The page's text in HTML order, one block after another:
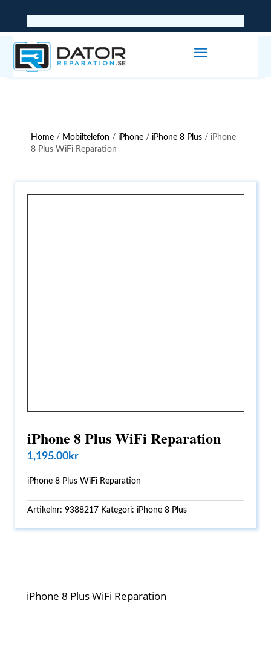
Home / Mobiltelefon / iPhone / iPhone 8 Plus / iPhone
8 Plus WiFi Reparation
iPhone 8 Plus WiFi Reparation
1,195.00kr
iPhone 8 Plus WiFi Reparation
Artikelnr:9388217 Kategori:iPhone 8 Plus
iPhone 8 Plus WiFi Reparation